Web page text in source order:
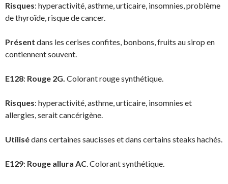
Risques: hyperactivité, asthme, urticaire, insomnies, problème
de thyroïde, risque de cancer.
Présent dans les cerises confites, bonbons, fruits au sirop en
contiennent souvent.
E128: Rouge 2G. Colorant rouge synthétique.
Risques: hyperactivité, asthme, urticaire, insomnies et
allergies, serait cancérigène.
Utilisédans certaines saucisses et dans certains steaks hachés.
E129: Rouge allura AC. Colorant synthétique.